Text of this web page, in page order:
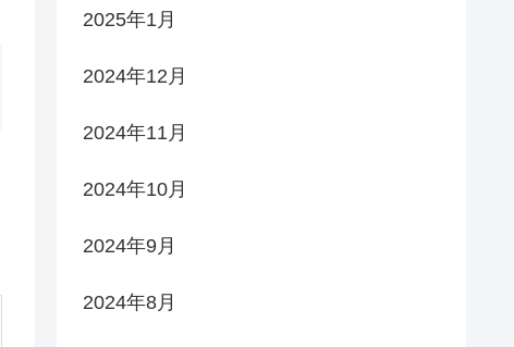
2025年1月
2024年12月
2024年11月
2024年10月
2024年9月
2024年8月